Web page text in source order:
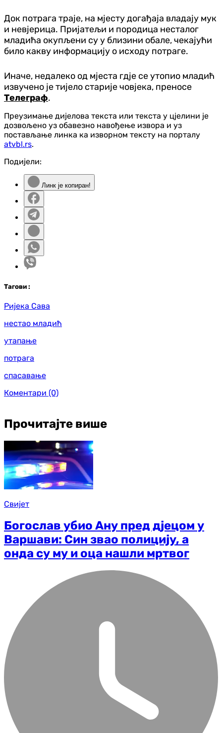
Док потрага траје, на мјесту догађаја владају мук
и невјерица. Пријатељи и породица несталог
младића окупљени су у близини обале, чекајући
било какву информацију о исходу потраге.
Иначе, недалеко од мјеста гдје се утопио младић
извучено је тијело старије човјека, преносе
Телеграф.
Преузимање дијелова текста или текста у цјелини је
дозвољено уз обавезно навођење извора и уз
постављање линка ка изворном тексту на порталу
atvbl.rs.
Подијели:
Линк је копиран!
Тагови :
Ријека Сава
нестао младић
утапање
потрага
спасавање
Коментари (0)
Прочитајте више
Свијет
Богослав убио Ану пред дјецом у
Варшави: Син звао полицију, а
онда су му и оца нашли мртвог